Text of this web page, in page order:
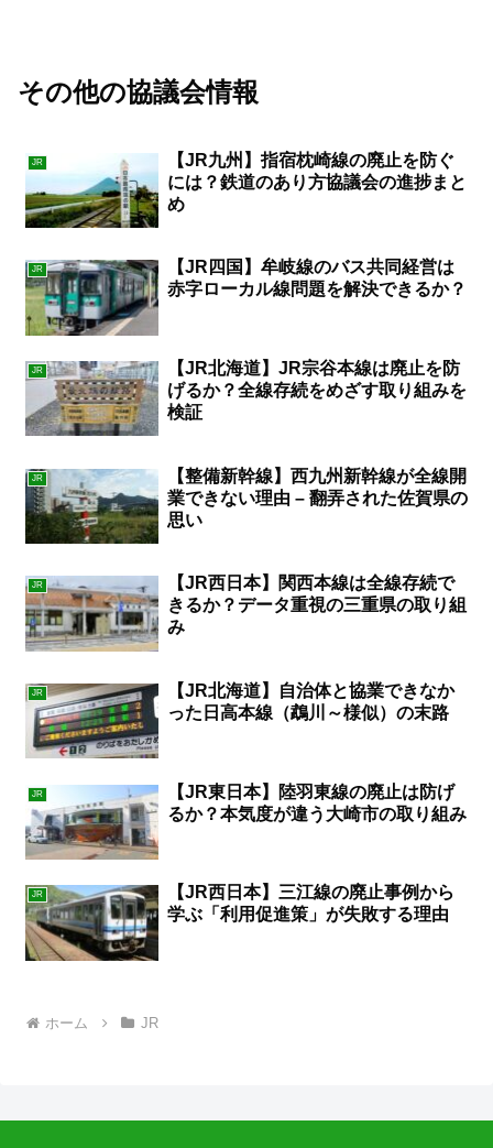
その他の協議会情報
JR
【JR九州】指宿枕崎線の廃止を防ぐ
には？鉄道のあり方協議会の進捗まと
め
JR
【JR四国】牟岐線のバス共同経営は
赤字ローカル線問題を解決できるか？
JR
【JR北海道】JR宗谷本線は廃止を防
げるか？全線存続をめざす取り組みを
検証
JR
【整備新幹線】西九州新幹線が全線開
業できない理由 – 翻弄された佐賀県の
思い
JR
【JR西日本】関西本線は全線存続で
きるか？データ重視の三重県の取り組
み
JR
【JR北海道】自治体と協業できなか
った日高本線（鵡川～様似）の末路
JR
【JR東日本】陸羽東線の廃止は防げ
るか？本気度が違う大崎市の取り組み
JR
【JR西日本】三江線の廃止事例から
学ぶ「利用促進策」が失敗する理由
ホーム JR